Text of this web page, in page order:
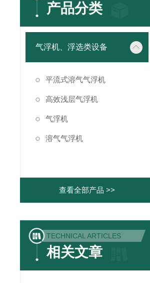
产品分类
气浮机、浮选类设备
平流式溶气气浮机
高效浅层气浮机
气浮机
溶气气浮机
查看全部产品 >>
TECHNICAL ARTICLES
相关文章